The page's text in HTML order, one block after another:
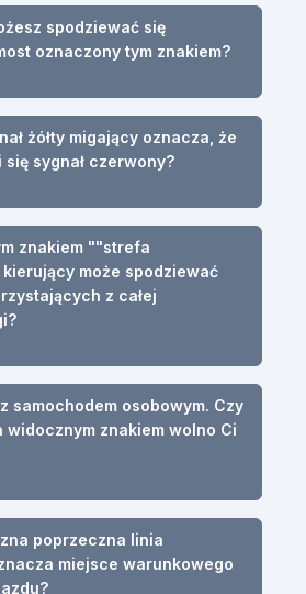
spodziewać się
oznaczony tym znakiem?
żółty migający oznacza, że
sygnał czerwony?
znakiem ""strefa
może spodziewać
z całej
samochodem osobowym. Czy
znakiem wolno Ci
poprzeczna linia
miejsce warunkowego